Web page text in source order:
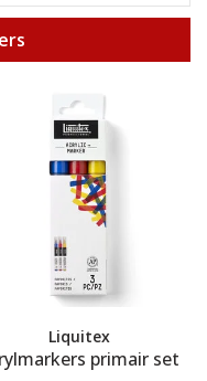
Liquitex
primair set